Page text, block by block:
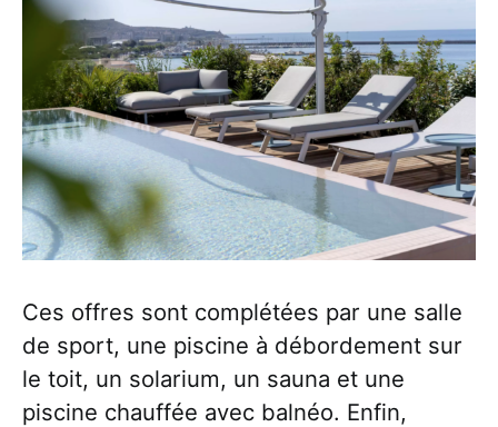
Ces offres sont complétées par une salle
de sport, une piscine à débordement sur
le toit, un solarium, un sauna et une
piscine chauffée avec balnéo. Enfin,